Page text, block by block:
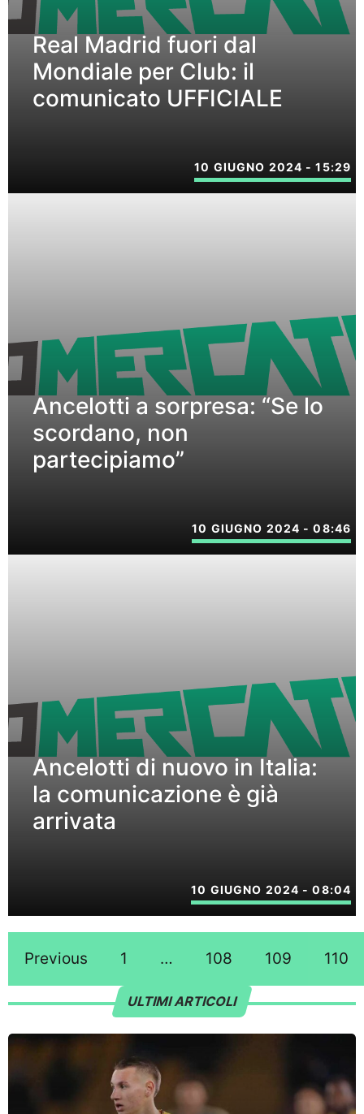
Real Madrid fuori dal
Mondiale per Club: il
comunicato UFFICIALE
10 GIUGNO 2024 - 15:29
Ancelotti a sorpresa: “Se lo
scordano, non
partecipiamo”
10 GIUGNO 2024 - 08:46
Ancelotti di nuovo in Italia:
la comunicazione è già
arrivata
10 GIUGNO 2024 - 08:04
Previous 1 … 108 109 110
ULTIMI ARTICOLI